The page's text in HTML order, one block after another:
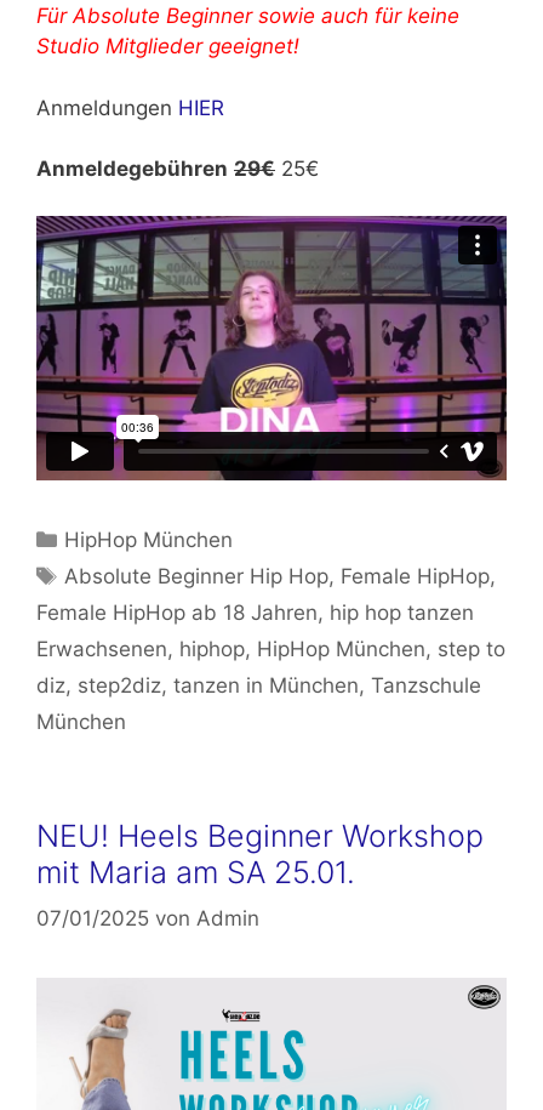
Für Absolute Beginner sowie auch für keine
Studio Mitglieder geeignet!
Anmeldungen HIER
Anmeldegebühren 29€ 25€
Kategorien
HipHop München
Schlagwörter
Absolute Beginner Hip Hop, Female HipHop,
Female HipHop ab 18 Jahren, hip hop tanzen
Erwachsenen, hiphop, HipHop München, step to
diz, step2diz, tanzen in München, Tanzschule
München
NEU! Heels Beginner Workshop
mit Maria am SA 25.01.
07/01/2025 von Admin